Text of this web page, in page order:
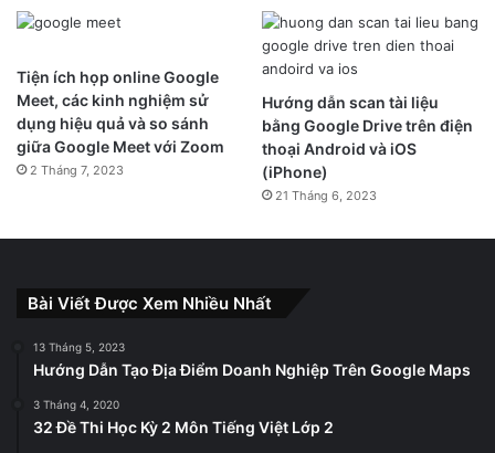
Cơ bản, điều này tương tự với việc biến iPhone thành một
trạm phát Wi-Fi thông qua băng thông được lấy từ mạng di
động của máy. Tuy nhiên, người dùng nên cẩn thận với chi
phí mạng dữ liệu di động phát sinh. Khi xuất hiện biểu
7. Cảnh báo pin thiết bị kết nối
Bluetooth.
Tiện ích họp online Google
Meet, các kinh nghiệm sử
dụng hiệu quả và so sánh
giữa Google Meet với Zoom
2 Tháng 7, 2023
Hướng dẫn scan tài liệu
bằng Google Drive trên điện
thoại Android và iOS
(iPhone)
21 Tháng 6, 2023
Bài Viết Được Xem Nhiều Nhất
13 Tháng 5, 2023
Hướng Dẫn Tạo Địa Điểm Doanh Nghiệp Trên Google Maps
3 Tháng 4, 2020
32 Đề Thi Học Kỳ 2 Môn Tiếng Việt Lớp 2